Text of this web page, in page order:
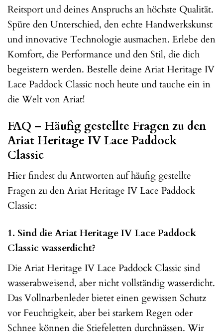
Reitsport und deines Anspruchs an höchste Qualität.
Spüre den Unterschied, den echte Handwerkskunst
und innovative Technologie ausmachen. Erlebe den
Komfort, die Performance und den Stil, die dich
begeistern werden. Bestelle deine Ariat Heritage IV
Lace Paddock Classic noch heute und tauche ein in
die Welt von Ariat!
FAQ – Häufig gestellte Fragen zu den
Ariat Heritage IV Lace Paddock
Classic
Hier findest du Antworten auf häufig gestellte
Fragen zu den Ariat Heritage IV Lace Paddock
Classic:
1. Sind die Ariat Heritage IV Lace Paddock
Classic wasserdicht?
Die Ariat Heritage IV Lace Paddock Classic sind
wasserabweisend, aber nicht vollständig wasserdicht.
Das Vollnarbenleder bietet einen gewissen Schutz
vor Feuchtigkeit, aber bei starkem Regen oder
Schnee können die Stiefeletten durchnässen. Wir